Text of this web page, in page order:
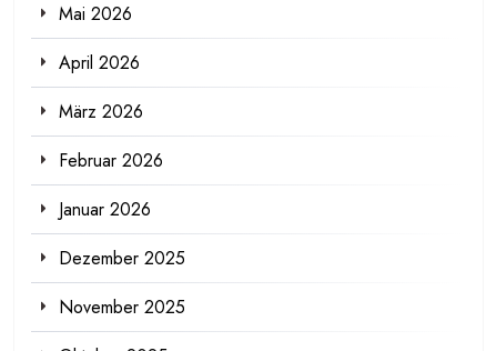
Mai 2026
April 2026
März 2026
Februar 2026
Januar 2026
Dezember 2025
November 2025